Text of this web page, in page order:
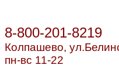
8-800-201-8219
Колпашево, ул.
пн-вс 11-22